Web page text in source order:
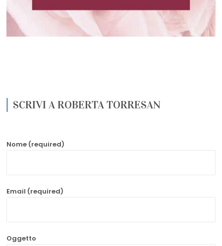
SCRIVI A ROBERTA TORRESAN
Nome (required)
Email (required)
Oggetto